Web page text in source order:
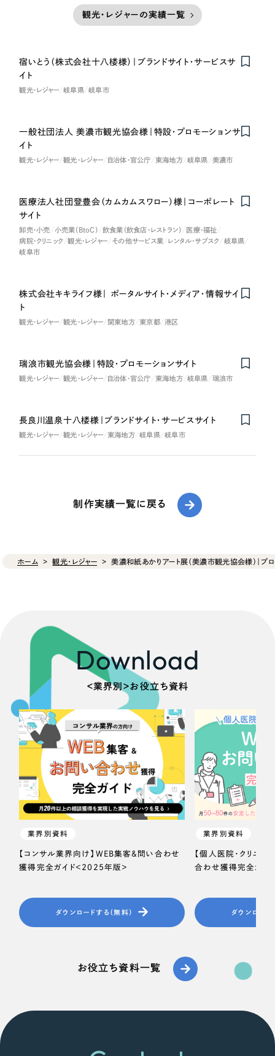
観光・レジャーの実績一覧
Nominee
宿いとう（株式会社十八楼様）｜ブランドサイト・サービスサ
イト
観光・レジャー 岐阜県 岐阜市
一般社団法人 美濃市観光協会様｜特設・プロモーションサ
イト
観光・レジャー 観光・レジャー 自治体・官公庁 東海地方 岐阜県 美濃市
医療法人社団登豊会（カムカムスワロー）様｜コーポレート
サイト
卸売・小売 小売業（BtoC） 飲食業（飲食店・レストラン）
医療・福祉
病院・クリニック
観光・レジャー その他サービス業 レンタル・サブスク
岐阜県
岐阜市
株式会社キキライフ様｜ ポータルサイト・メディア・情報サイ
ト
観光・レジャー 観光・レジャー 関東地方 東京都 港区
瑞浪市観光協会様｜特設・プロモーションサイト
観光・レジャー 観光・レジャー 自治体・官公庁 東海地方 岐阜県 瑞浪市
長良川温泉十八楼様｜ブランドサイト・サービスサイト
観光・レジャー 観光・レジャー 東海地方 岐阜県 岐阜市
制作実績一覧に戻る
ホーム 観光・レジャー 美濃和紙あかりアート展（美濃市観光協会様）｜プロ
Download
＜業界別＞お役立ち資料
業界別資料
【コンサル業界向け】WEB集客＆問い合わせ
獲得完全ガイド＜2025年版＞
ダウンロードする（無料）
業界別資料
【個人医院・クリニッ
合わせ獲得完全ガイ
ダウンロード
お役立ち資料一覧